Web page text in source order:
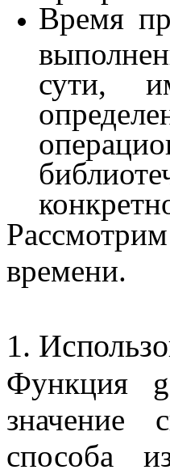
Время
сути,
времени.
1.
Функция
значение
способа